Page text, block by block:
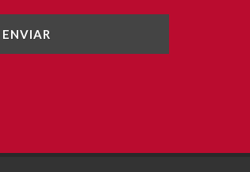
ENVIAR